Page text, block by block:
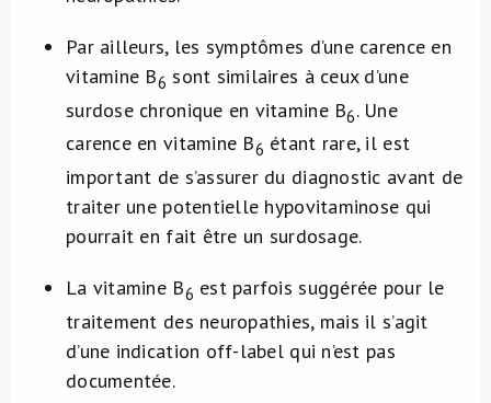
Par ailleurs, les symptômes d’une carence en
vitamine B6 sont similaires à ceux d’une
surdose chronique en vitamine B6. Une
carence en vitamine B6 étant rare, il est
important de s’assurer du diagnostic avant de
traiter une potentielle hypovitaminose qui
pourrait en fait être un surdosage.
La vitamine B6 est parfois suggérée pour le
traitement des neuropathies, mais il s’agit
d’une indication off-label qui n’est pas
documentée.